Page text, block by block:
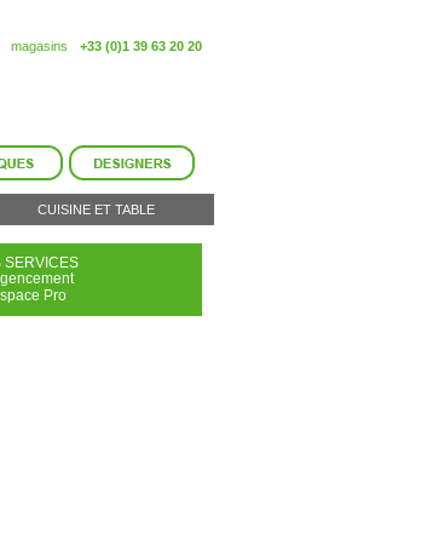
magasins +33 (0)1 39 63 20 20
CUISINE ET TABLE
SERVICES
Pro